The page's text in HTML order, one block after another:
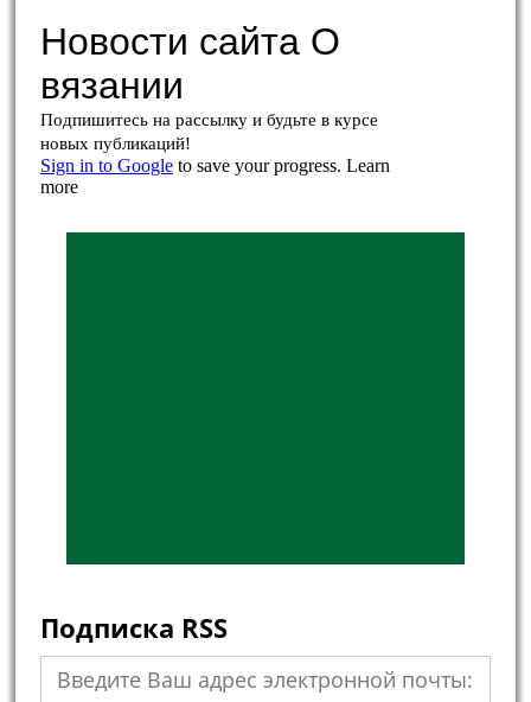
Подписка RSS
Введите Ваш адрес электронной почты: